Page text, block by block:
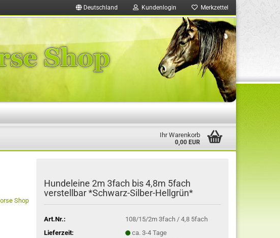
Deutschland Kundenlogin Merkzettel
Ihr Warenkorb
0,00 EUR
Shop
Hundeleine 2m 3fach bis 4,8m 5fach
verstellbar *Schwarz-Silber-Hellgrün*
Art.Nr.:
108/15/2m 3fach / 4,8 5fach
Lieferzeit:
ca. 3-4 Tage